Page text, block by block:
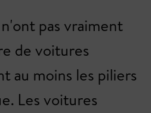
pas vraiment
de voitures
au moins les piliers
Les voitures